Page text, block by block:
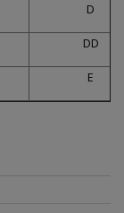
D
DD
E